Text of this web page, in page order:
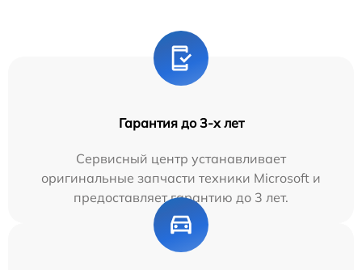
Гарантия до 3-х лет
Сервисный центр устанавливает
оригинальные запчасти техники Microsoft и
предоставляет гарантию до 3 лет.